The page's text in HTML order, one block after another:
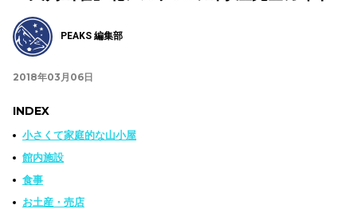
PEAKS 編集部
2018年03月06日
INDEX
小さくて家庭的な山小屋
館内施設
食事
お土産・売店